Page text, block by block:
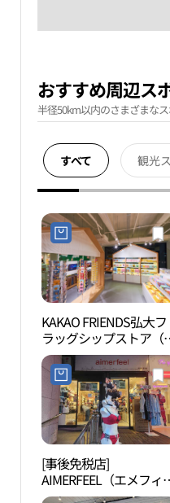
おすすめ周辺ス
半径50km以内のさまざまな
すべて 観光
KAKAO FRIENDS弘大フ
ラッグシップストア（
카오프렌즈 홍대 플래그
십 스토어）
[事後免税店]
AIMERFEEL（エメフィ
ル）・ホンデ（弘大）